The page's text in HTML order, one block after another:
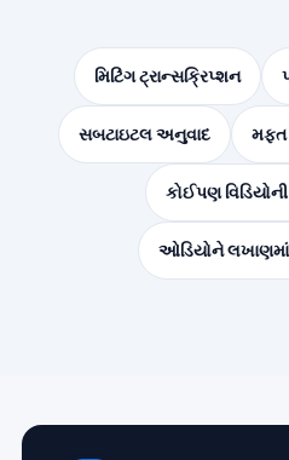
મિટિંગ ટ્રાન્સક્રિપ્શન
સબટાઇટલ અનુવાદ મફત
કોઈપણ
ઓડિયોને લખાણમાં